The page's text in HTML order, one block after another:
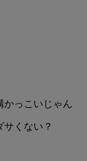
かっこいじゃん
くない？